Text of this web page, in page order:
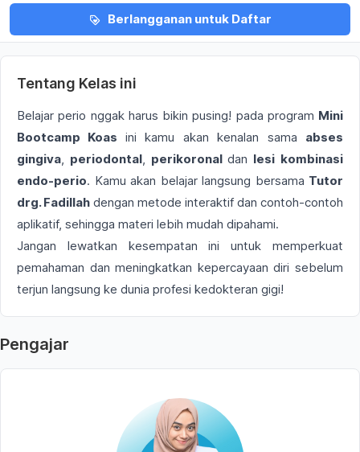
Berlangganan untuk Daftar
Tentang Kelas ini
Belajar perio nggak harus bikin pusing! pada program Mini
Bootcamp Koas ini kamu akan kenalan sama abses
gingiva, periodontal, perikoronaldan lesi kombinasi
endo-perio. Kamu akan belajar langsung bersama Tutor
drg. Fadillah dengan metode interaktif dan contoh-contoh
aplikatif, sehingga materi lebih mudah dipahami.
Jangan lewatkan kesempatan ini untuk memperkuat
pemahaman dan meningkatkan kepercayaan diri sebelum
terjun langsung ke dunia profesi kedokteran gigi!
Pengajar